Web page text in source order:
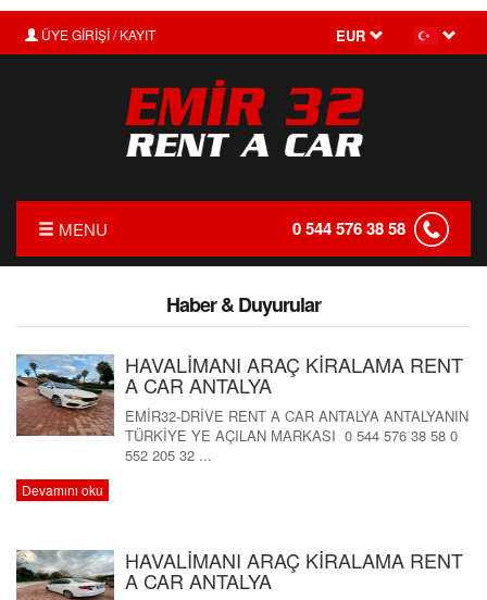
ÜYE GİRİŞİ / KAYIT EUR
MENU 0 544 576 38 58
HAKKIMIZDA
FİYAT LİSTESİ
FILO KIRALAMA
Haber & Duyurular
HAVALİMANI ARAÇ KİRALAMA RENT
A CAR ANTALYA
EMİR32-DRİVE RENT A CAR ANTALYA ANTALYANIN
TÜRKİYE YE AÇILAN MARKASI 0 544 576 38 58 0
552 205 32 ...
Devamını oku
HAVALİMANI ARAÇ KİRALAMA RENT
A CAR ANTALYA